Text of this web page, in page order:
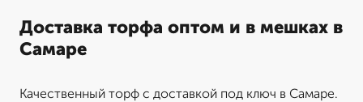
Доставка торфа оптом и в мешках в
Самаре
Качественный торф с доставкой под ключ в Самаре.